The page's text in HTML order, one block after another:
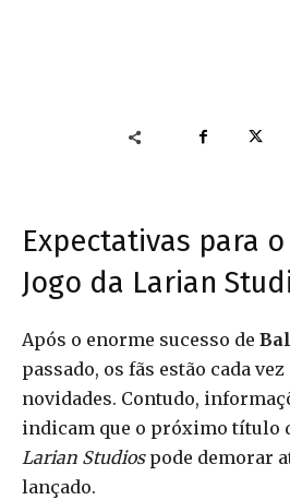
Expectativas para
Jogo da Larian
Após o enorme sucesso de
passado, os fãs estão cada
novidades. Contudo,
indicam que o próximo título
Larian Studiospode demorar
lançado.